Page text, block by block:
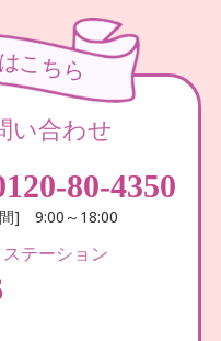
こ ち ら
い合わせ
80-4350
] 9:00～18:00
テーション